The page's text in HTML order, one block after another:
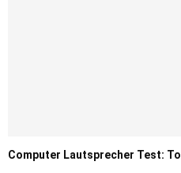
Computer Lautsprecher Test: